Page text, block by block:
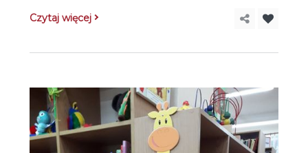
Czytaj więcej